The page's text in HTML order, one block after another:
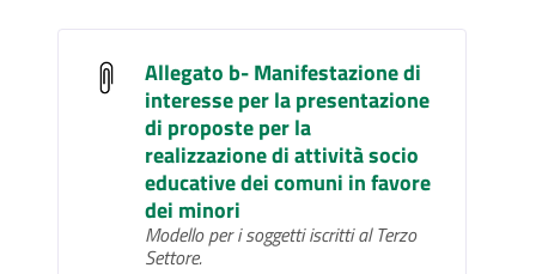
Allegato b- Manifestazione di
interesse per la presentazione
di proposte per la
realizzazione di attività socio
educative dei comuni in favore
dei minori
Modello per i soggetti iscritti al Terzo
Settore.